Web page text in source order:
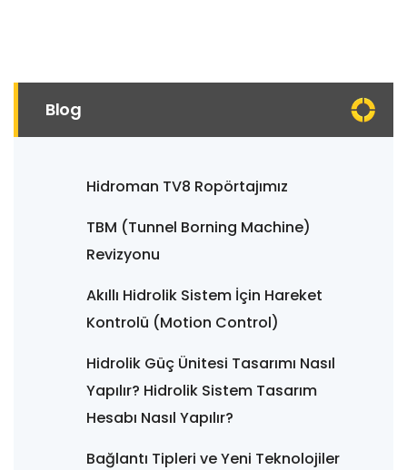
Blog
Hidroman TV8 Ropörtajımız
TBM (Tunnel Borning Machine)
Revizyonu
Akıllı Hidrolik Sistem İçin Hareket
Kontrolü (Motion Control)
Hidrolik Güç Ünitesi Tasarımı Nasıl
Yapılır? Hidrolik Sistem Tasarım
Hesabı Nasıl Yapılır?
Bağlantı Tipleri ve Yeni Teknolojiler